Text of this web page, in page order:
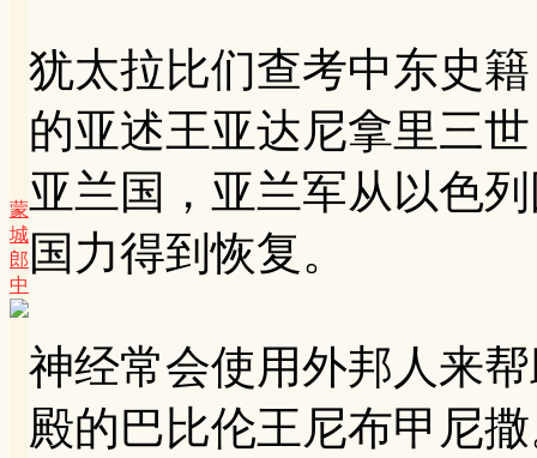
蒙
城
郎
中
犹太拉比们查考中东史
的亚述王亚达尼拿里三
亚兰国，亚兰军从以色
国力得到恢复。
神经常会使用外邦人来
殿的巴比伦王尼布甲尼